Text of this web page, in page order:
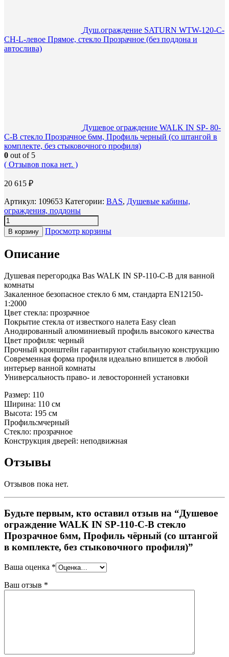
Душ.ограждение SATURN WTW-120-C-
CH-L-левое Прямое, стекло Прозрачное (без поддона и
автослива)
Душевое ограждение WALK IN SP- 80-
C-B стекло Прозрачное 6мм, Профиль черный (со штангой в
комплекте, без стыковочного профиля)
0 out of 5
( Отзывов пока нет. )
20 615 ₽
Артикул: 109653 Категории: BAS, Душевые кабины,
ограждения, поддоны
В корзину Просмотр корзины
Описание
Душевая перегородка Bas WALK IN SP-110-C-B для ванной
комнаты
Закаленное безопасное стекло 6 мм, стандарта EN12150-
1:2000
Цвет стекла: прозрачное
Покрытие стекла от известкого налета Easy clean
Анодированный алюминиевый профиль высокого качества
Цвет профиля: черный
Прочный кронштейн гарантируют стабильную конструкцию
Современная форма профиля идеально впишется в любой
интерьер ванной комнаты
Универсальность право- и левосторонней установки
Размер: 110
Ширина: 110 см
Высота: 195 см
Профиль:мчерный
Стекло: прозрачное
Конструкция дверей: неподвижная
Отзывы
Отзывов пока нет.
Будьте первым, кто оставил отзыв на “Душевое
ограждение WALK IN SP-110-C-B стекло
Прозрачное 6мм, Профиль чёрный (со штангой
в комплекте, без стыковочного профиля)”
Ваша оценка *
Ваш отзыв *